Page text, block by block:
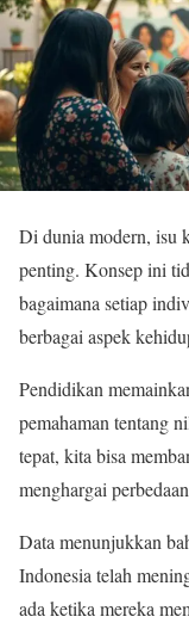
Di dunia modern, isu
penting. Konsep ini
bagaimana setiap
berbagai aspek
Pendidikan
pemahaman tentang
tepat, kita bisa
menghargai
Data menunjukkan
Indonesia telah
ada ketika mereka